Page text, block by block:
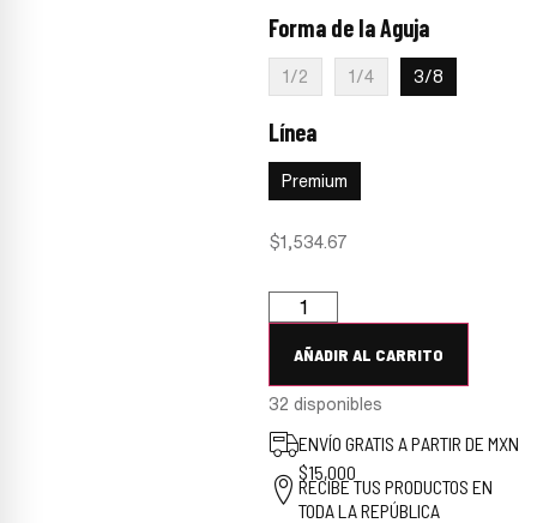
Forma de la Aguja
1/2 1/4 3/8
Línea
Premium
$1,534.67
AÑADIR AL CARRITO
32 disponibles
ENVÍO GRATIS A PARTIR DE MXN
$15,000
RECIBE TUS PRODUCTOS EN
TODA LA REPÚBLICA